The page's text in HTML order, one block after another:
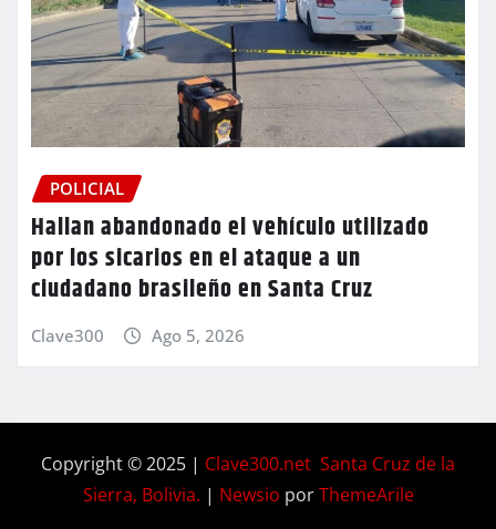
POLICIAL
Hallan abandonado el vehículo utilizado
por los sicarios en el ataque a un
ciudadano brasileño en Santa Cruz
Clave300 Ago 5, 2026
Copyright © 2025 | Clave300.net Santa Cruz de la
Sierra, Bolivia. | Newsio porThemeArile